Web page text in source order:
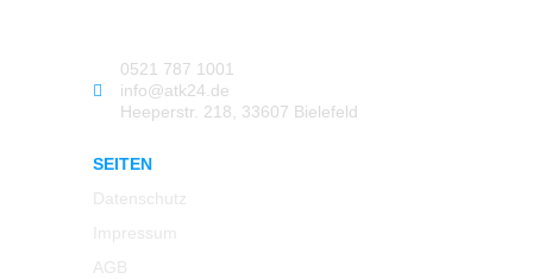
0521 787 1001
info@atk24.de
Heeperstr. 218, 33607 Bielefeld
SEITEN
Datenschutz
Impressum
AGB